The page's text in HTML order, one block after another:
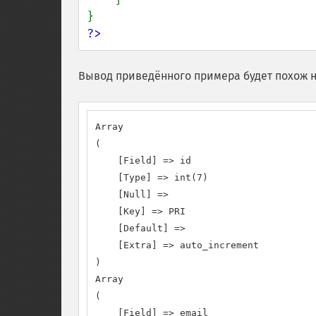
?>
Вывод приведённого примера будет похож
Array
(
    [Field] => id
    [Type] => int(7)
    [Null] =>
    [Key] => PRI
    [Default] =>
    [Extra] => auto_increment
)
Array
(
    [Field] => email